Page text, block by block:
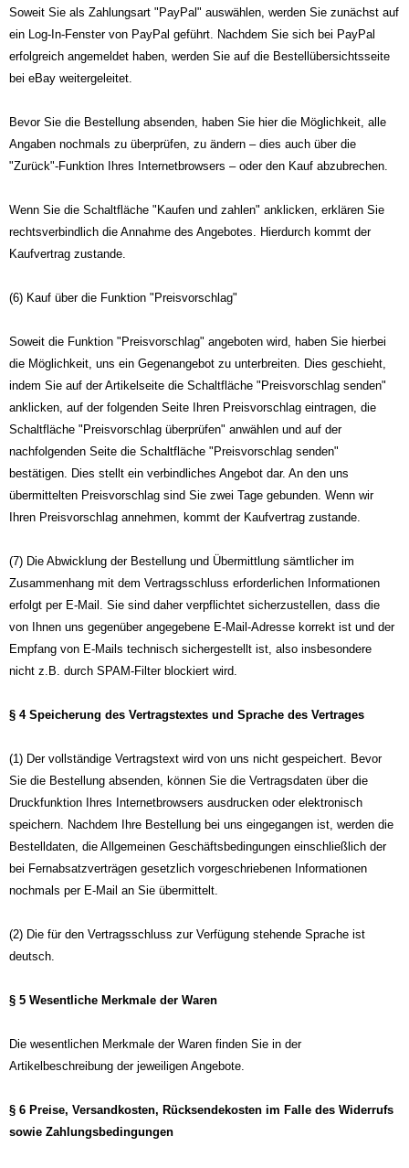
Soweit Sie als Zahlungsart "PayPal" auswählen, werden Sie zunächst auf
ein Log-In-Fenster von PayPal geführt. Nachdem Sie sich bei PayPal
erfolgreich angemeldet haben, werden Sie auf die Bestellübersichtsseite
bei eBay weitergeleitet.
Bevor Sie die Bestellung absenden, haben Sie hier die Möglichkeit, alle
Angaben nochmals zu überprüfen, zu ändern – dies auch über die
"Zurück"-Funktion Ihres Internetbrowsers – oder den Kauf abzubrechen.
Wenn Sie die Schaltfläche "Kaufen und zahlen" anklicken, erklären Sie
rechtsverbindlich die Annahme des Angebotes. Hierdurch kommt der
Kaufvertrag zustande.
(6) Kauf über die Funktion "Preisvorschlag"
Soweit die Funktion "Preisvorschlag" angeboten wird, haben Sie hierbei
die Möglichkeit, uns ein Gegenangebot zu unterbreiten. Dies geschieht,
indem Sie auf der Artikelseite die Schaltfläche "Preisvorschlag senden"
anklicken, auf der folgenden Seite Ihren Preisvorschlag eintragen, die
Schaltfläche "Preisvorschlag überprüfen" anwählen und auf der
nachfolgenden Seite die Schaltfläche "Preisvorschlag senden"
bestätigen. Dies stellt ein verbindliches Angebot dar. An den uns
übermittelten Preisvorschlag sind Sie zwei Tage gebunden. Wenn wir
Ihren Preisvorschlag annehmen, kommt der Kaufvertrag zustande.
(7) Die Abwicklung der Bestellung und Übermittlung sämtlicher im
Zusammenhang mit dem Vertragsschluss erforderlichen Informationen
erfolgt per E-Mail. Sie sind daher verpflichtet sicherzustellen, dass die
von Ihnen uns gegenüber angegebene E-Mail-Adresse korrekt ist und der
Empfang von E-Mails technisch sichergestellt ist, also insbesondere
nicht z.B. durch SPAM-Filter blockiert wird.
§ 4 Speicherung des Vertragstextes und Sprache des Vertrages
(1) Der vollständige Vertragstext wird von uns nicht gespeichert. Bevor
Sie die Bestellung absenden, können Sie die Vertragsdaten über die
Druckfunktion Ihres Internetbrowsers ausdrucken oder elektronisch
speichern. Nachdem Ihre Bestellung bei uns eingegangen ist, werden die
Bestelldaten, die Allgemeinen Geschäftsbedingungen einschließlich der
bei Fernabsatzverträgen gesetzlich vorgeschriebenen Informationen
nochmals per E-Mail an Sie übermittelt.
(2) Die für den Vertragsschluss zur Verfügung stehende Sprache ist
deutsch.
§ 5 Wesentliche Merkmale der Waren
Die wesentlichen Merkmale der Waren finden Sie in der
Artikelbeschreibung der jeweiligen Angebote.
§ 6 Preise, Versandkosten, Rücksendekosten im Falle des Widerrufs
sowie Zahlungsbedingungen